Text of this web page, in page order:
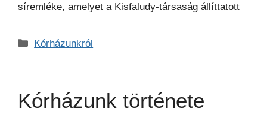
síremléke, amelyet a Kisfaludy-társaság állíttatott
Kategória
Kórházunkról
Kórházunk története